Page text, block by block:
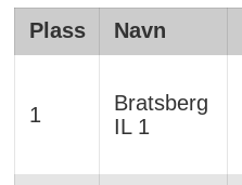
Plass Navn
1
Bratsberg
IL 1